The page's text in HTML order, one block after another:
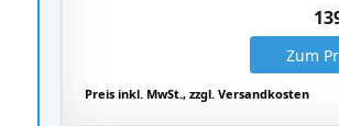
Zum
Preis inkl. MwSt., zzgl. Versandkosten